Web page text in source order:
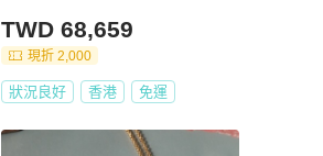
TWD 68,659
現折 2,000
狀況良好 香港 免運